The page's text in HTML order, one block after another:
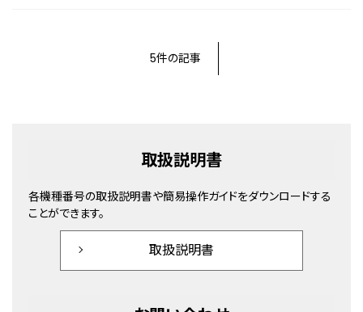
が受信できているかの確認方法 ・電波の受信方法 ・電波を
受信していないときの精度 ・基準位置の設定方法 取扱説明
5件の記事
取扱説明書
各機種番号の取扱説明書や簡易操作ガイドをダウンロードする
ことができます。
取扱説明書